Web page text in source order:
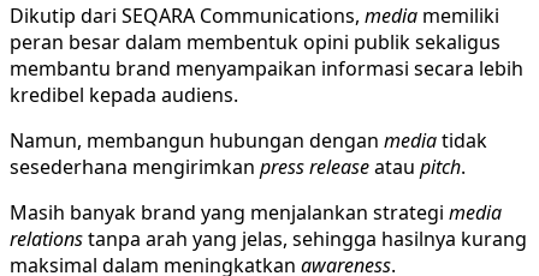
Dikutip dari SEQARA Communications, media memiliki
peran besar dalam membentuk opini publik sekaligus
membantu brand menyampaikan informasi secara lebih
kredibel kepada audiens.
Namun, membangun hubungan dengan mediatidak
sesederhana mengirimkan press releaseatau pitch.
Masih banyak brand yang menjalankan strategi media
relationstanpa arah yang jelas, sehingga hasilnya kurang
maksimal dalam meningkatkan awareness.